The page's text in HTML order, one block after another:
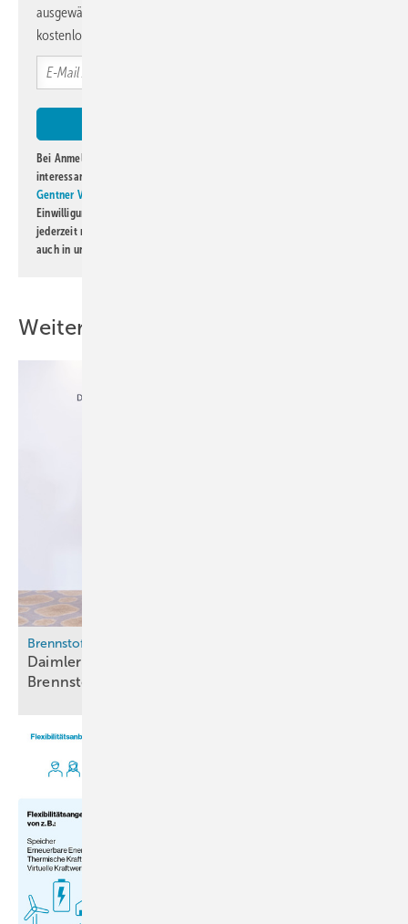
ausgewählte Informationen und Neuigkeiten, gebündelt und
kostenlos direkt ins Postfach.
Bei Anmeldung zu diesem Newsletter bin ich damit einverstanden, über
interessante Verlags- und Online-Angebote
Gentner Verlag GmbH & Co. KG
Einwilligung kann ich jederzeit widerrufen und eine Abmeldung ist
jederzeit möglich. Informationen zum Umgang mit Daten finden Sie
auch in unserer
Weitere Inhalte
Brennstoffzelle
Daimler Truck, Volvo und Toyota bündeln
Brennstoffzellen-Kompetenz bei